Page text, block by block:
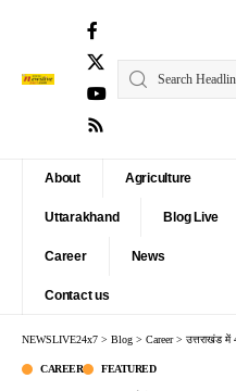
About Agriculture
Uttarakhand Blog Live
Career News
Contact us
NEWSLIVE24x7 > Blog > Career> उत्तराखंड में
CAREER FEATURED